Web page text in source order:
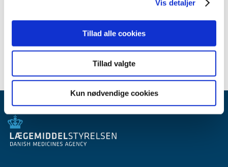
Vis detaljer
Tillad alle cookies
Tillad valgte
Kun nødvendige cookies